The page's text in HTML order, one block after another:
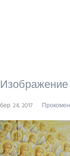
Изображение
бер. 24, 2017